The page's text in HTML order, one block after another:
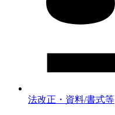
法改正・資料/書式等